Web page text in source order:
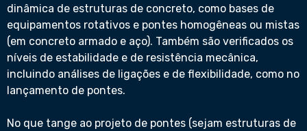
dinâmica de estruturas de concreto, como bases de
equipamentos rotativos e pontes homogêneas ou mistas
(em concreto armado e aço). Também são verificados os
níveis de estabilidade e de resistência mecânica,
incluindo análises de ligações e de flexibilidade, como no
lançamento de pontes.
No que tange ao projeto de pontes (sejam estruturas de